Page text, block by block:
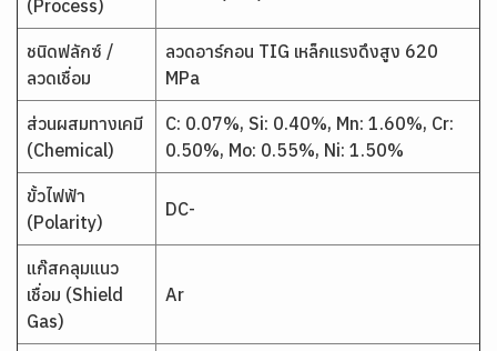
(Process)
ชนิดฟลักซ์ /
ลวดเชื่อม
ลวดอาร์กอน TIG เหล็กแรงดึงสูง 620
MPa
ส่วนผสมทางเคมี
(Chemical)
C: 0.07%, Si: 0.40%, Mn: 1.60%, Cr:
0.50%, Mo: 0.55%, Ni: 1.50%
ขั้วไฟฟ้า
(Polarity)
DC-
แก๊สคลุมแนว
เชื่อม (Shield
Gas)
Ar